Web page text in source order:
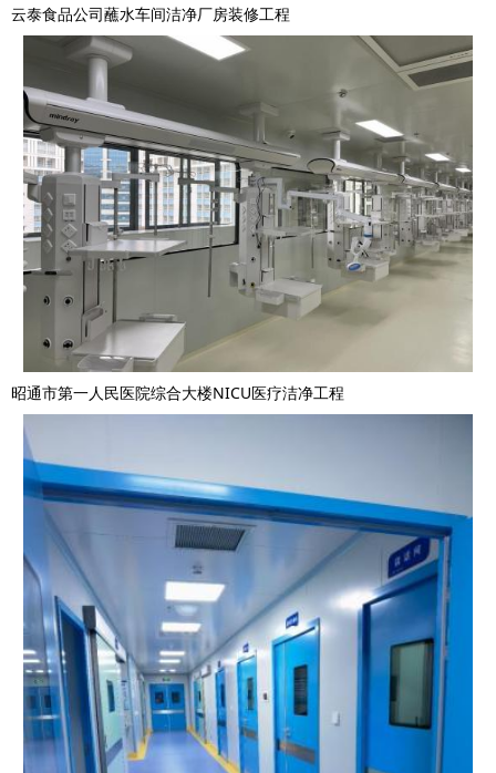
云泰食品公司蘸水车间洁净厂房装修工程
昭通市第一人民医院综合大楼NICU医疗洁净工程